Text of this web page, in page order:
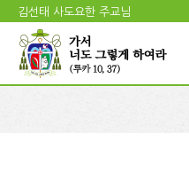
김선태 사도요한 주교님